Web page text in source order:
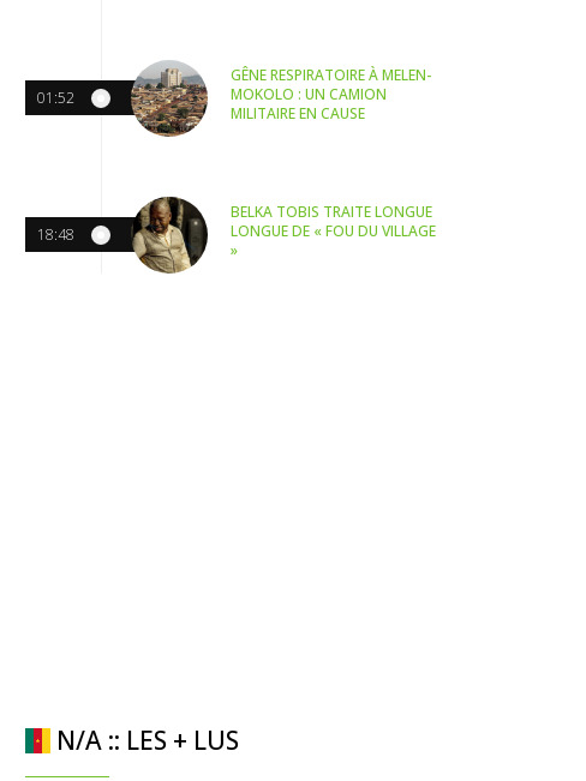
01:52
GÊNE RESPIRATOIRE À MELEN-
MOKOLO : UN CAMION
MILITAIRE EN CAUSE
18:48
BELKA TOBIS TRAITE LONGUE
LONGUE DE « FOU DU VILLAGE
»
N/A :: LES + LUS